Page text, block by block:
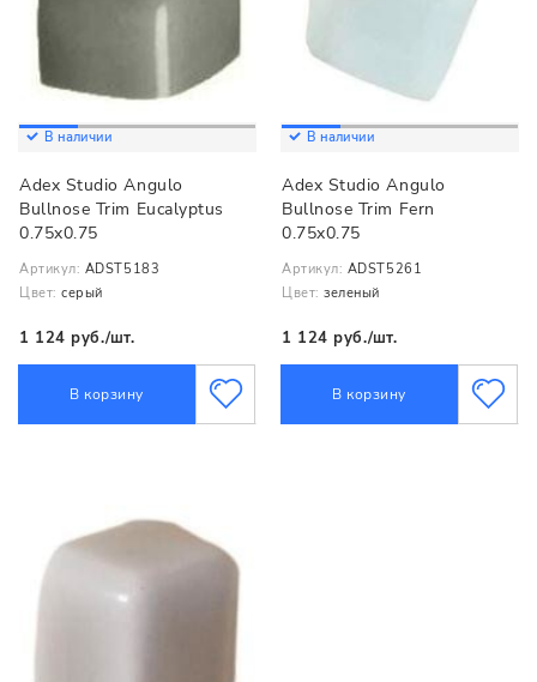
В наличии
Adex Studio Angulo
Bullnose Trim Eucalyptus
0.75x0.75
Артикул: ADST5183
Цвет: серый
1 124 руб./шт.
В корзину
В наличии
Adex Studio Angulo
Bullnose Trim Fern
0.75x0.75
Артикул: ADST5261
Цвет: зеленый
1 124 руб./шт.
В корзину